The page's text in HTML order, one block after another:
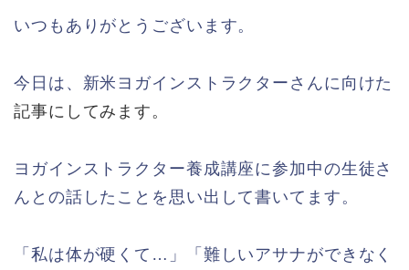
いつもありがとうございます。
今日は、新米ヨガインストラクターさんに向けた
記事にしてみます。
ヨガインストラクター養成講座に参加中の生徒さ
んとの話したことを思い出して書いてます。
「私は体が硬くて…」「難しいアサナができなく